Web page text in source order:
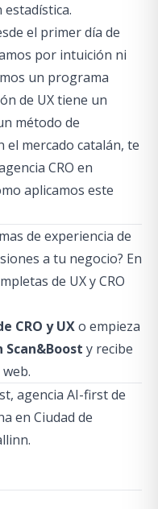
estadística.
el primer día de
por intuición ni
un programa
de UX tiene un
método de
el mercado catalán, te
CRO en
aplicamos este
de experiencia de
a tu negocio? En
de UX y CRO
CRO y UXo empieza
y recibe
agencia AI-first de
en Ciudad de